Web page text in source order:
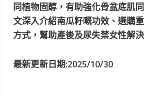
同植物固醇，有助強化骨盆底肌
文深入介紹南瓜籽嘅功效、選購
方式，幫助產後及尿失禁女性解
最新更新日期:2025/10/30